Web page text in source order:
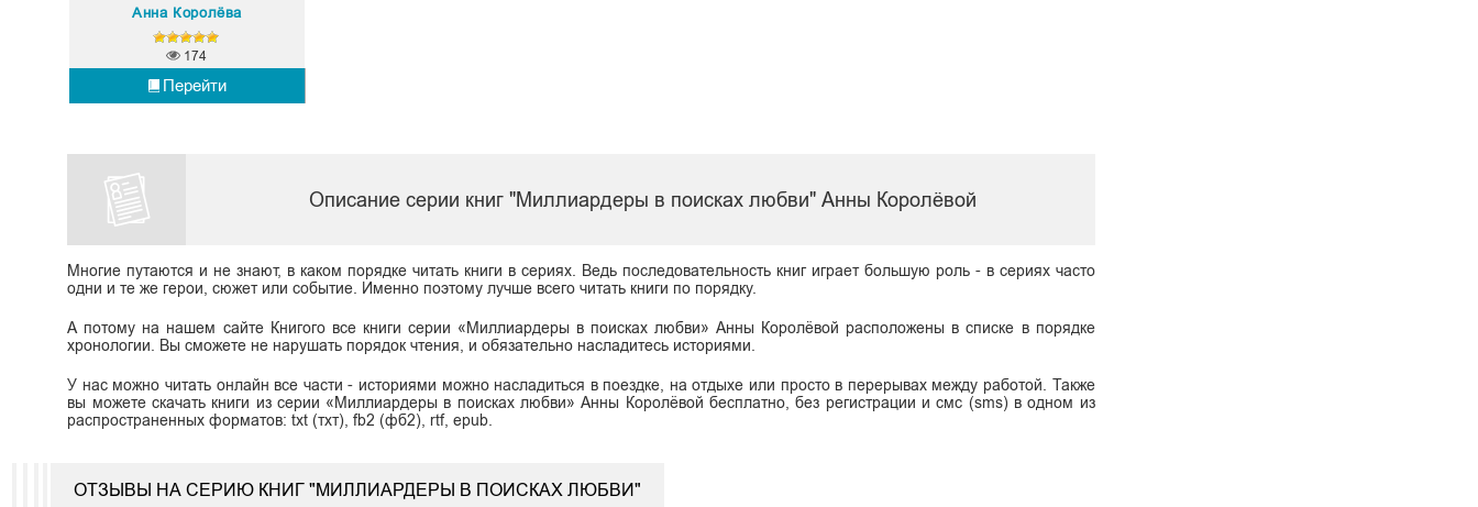
Анна Королёва
Перейти
174
Описание серии книг "Миллиардеры в поисках любви" Анны Королёвой
Многие путаются и не знают, в каком порядке читать книги в сериях. Ведь последовательность книг играет большую роль - в сериях часто
одни и те же герои, сюжет или событие. Именно поэтому лучше всего читать книги по порядку.
А потому на нашем сайте Книгого все книги серии «Миллиардеры в поисках любви» Анны Королёвой расположены в списке в порядке
хронологии. Вы сможете не нарушать порядок чтения, и обязательно насладитесь историями.
У нас можно читать онлайн все части - историями можно насладиться в поездке, на отдыхе или просто в перерывах между работой. Также
вы можете скачать книги из серии «Миллиардеры в поисках любви» Анны Королёвой бесплатно, без регистрации и смс (sms) в одном из
распространенных форматов: txt (тхт), fb2 (фб2), rtf, epub.
ОТЗЫВЫ НА СЕРИЮ КНИГ "МИЛЛИАРДЕРЫ В ПОИСКАХ ЛЮБВИ"